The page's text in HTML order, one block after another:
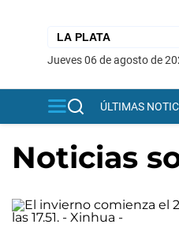
jueves 06 de agosto de
ÚLTIMAS
Noticias